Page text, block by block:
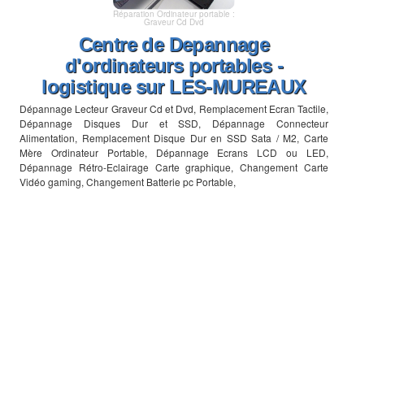
Réparation Ordinateur portable :
Graveur Cd Dvd
Centre de Depannage
d'ordinateurs portables -
logistique sur LES-MUREAUX
Dépannage Lecteur Graveur Cd et Dvd, Remplacement Ecran Tactile,
Dépannage Disques Dur et SSD, Dépannage Connecteur
Alimentation, Remplacement Disque Dur en SSD Sata / M2, Carte
Mère Ordinateur Portable, Dépannage Ecrans LCD ou LED,
Dépannage Rétro-Eclairage Carte graphique, Changement Carte
Vidéo gaming, Changement Batterie pc Portable,